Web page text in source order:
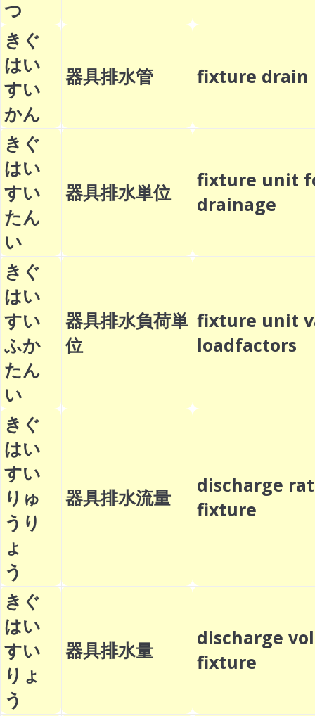
つ
きぐ
はい
すい
かん
器具排水管 fixture
きぐ
はい
すい
たん
い
器具排水単位
fixture unit
drainage
きぐ
はい
すい
ふか
たん
い
器具排水負荷単
位
fixture unit
loadfactors
きぐ
はい
すい
りゅ
うり
ょ
う
器具排水流量
discharge
fixture
きぐ
はい
すい
りょ
う
器具排水量
discharge
fixture